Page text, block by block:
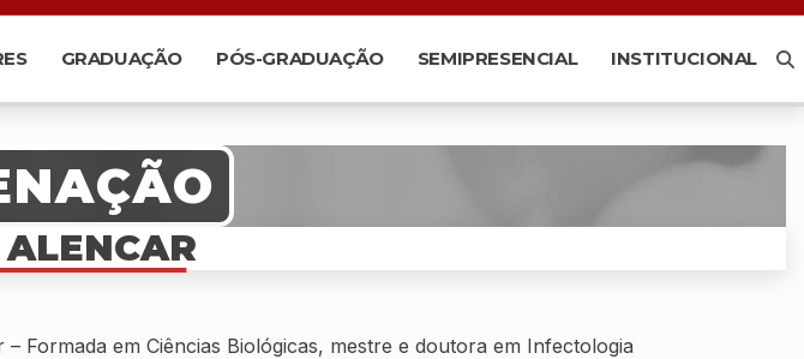
GRADUAÇÃO PÓS-GRADUAÇÃO SEMIPRESENCIAL INSTITUCIONAL
Formada em Ciências Biológicas, mestre e doutora em Infectologia